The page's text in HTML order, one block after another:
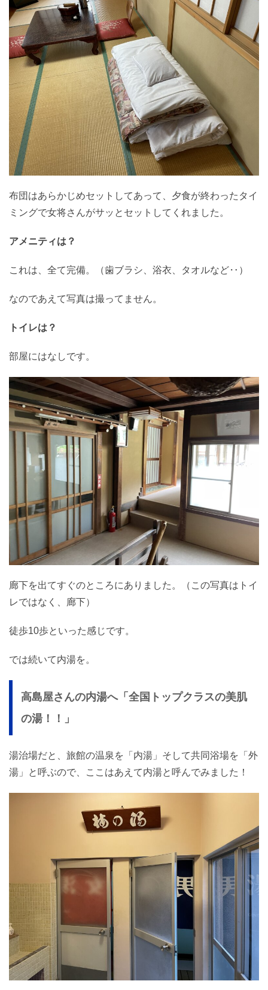
布団はあらかじめセットしてあって、夕食が終わったタイ
ミングで女将さんがサッとセットしてくれました。
アメニティは？
これは、全て完備。（歯ブラシ、浴衣、タオルなど‥）
なのであえて写真は撮ってません。
トイレは？
部屋にはなしです。
廊下を出てすぐのところにありました。（この写真はトイ
レではなく、廊下）
徒歩10歩といった感じです。
では続いて内湯を。
高島屋さんの内湯へ「全国トップクラスの美肌
の湯！！」
湯治場だと、旅館の温泉を「内湯」そして共同浴場を「外
湯」と呼ぶので、ここはあえて内湯と呼んでみました！